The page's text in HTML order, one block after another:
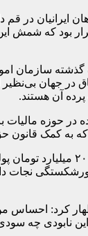
ایرانیان در
بود که شمش
سازمان امور
در جهان
آن هستند.
در حوزه
به کمک قانون
تشکری در توضیح این
نجات
احساس من
نابودی چه